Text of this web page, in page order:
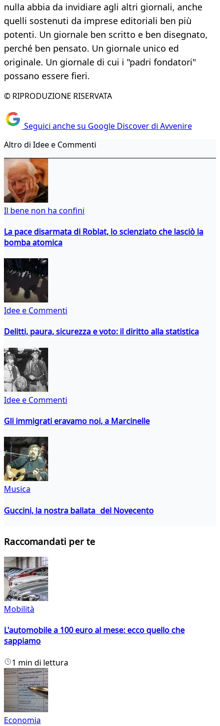
nulla abbia da invidiare agli altri giornali, anche
quelli sostenuti da imprese editoriali ben più
potenti. Un giornale ben scritto e ben disegnato,
perché ben pensato. Un giornale unico ed
originale. Un giornale di cui i "padri fondatori"
possano essere fieri.
© RIPRODUZIONE RISERVATA
Seguici anche su Google Discover di Avvenire
Altro di Idee e Commenti
Il bene non ha confini
La pace disarmata di Roblat, lo scienziato che lasciò la
bomba atomica
Idee e Commenti
Delitti, paura, sicurezza e voto: il diritto alla statistica
Idee e Commenti
Gli immigrati eravamo noi, a Marcinelle
Musica
Guccini, la nostra ballata del Novecento
Raccomandati per te
Mobilità
L'automobile a 100 euro al mese: ecco quello che
sappiamo
1 min di lettura
Economia